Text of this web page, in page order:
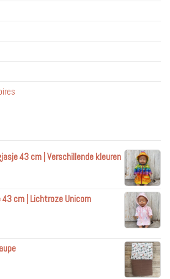
43 cm | Verschillende kleuren
cm | Lichtroze Unicorn